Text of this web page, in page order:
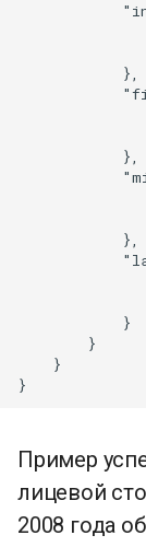
            },
            },
            },
            }
        }
    }
Пример
лицевой
2008 года